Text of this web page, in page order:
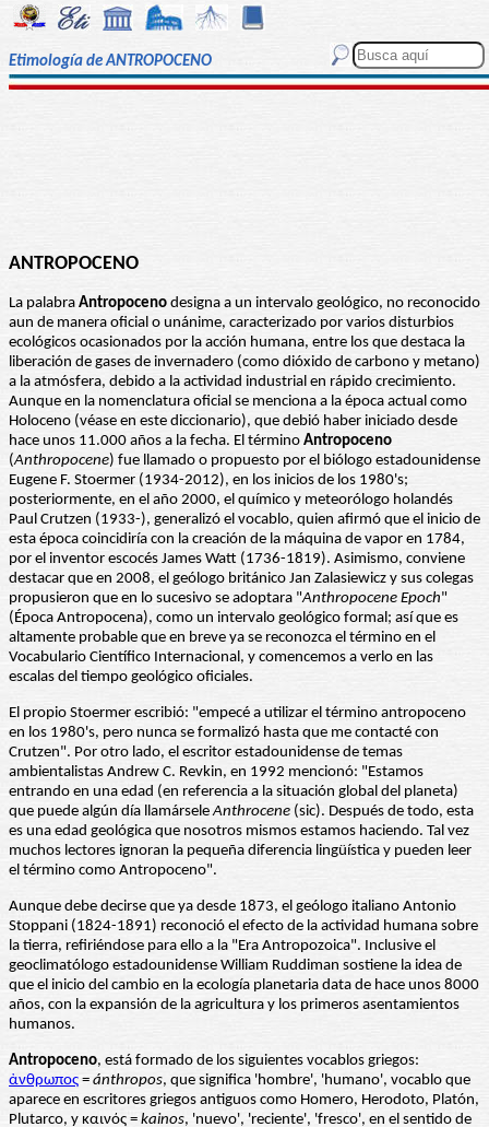
Etimología de ANTROPOCENO
ANTROPOCENO
La palabra Antropoceno designa a un intervalo geológico, no reconocido
aun de manera oficial o unánime, caracterizado por varios disturbios
ecológicos ocasionados por la acción humana, entre los que destaca la
liberación de gases de invernadero (como dióxido de carbono y metano)
a la atmósfera, debido a la actividad industrial en rápido crecimiento.
Aunque en la nomenclatura oficial se menciona a la época actual como
Holoceno (véase en este diccionario), que debió haber iniciado desde
hace unos 11.000 años a la fecha. El término Antropoceno
(Anthropocene) fue llamado o propuesto por el biólogo estadounidense
Eugene F. Stoermer (1934-2012), en los inicios de los 1980's;
posteriormente, en el año 2000, el químico y meteorólogo holandés
Paul Crutzen (1933-), generalizó el vocablo, quien afirmó que el inicio de
esta época coincidiría con la creación de la máquina de vapor en 1784,
por el inventor escocés James Watt (1736-1819). Asimismo, conviene
destacar que en 2008, el geólogo británico Jan Zalasiewicz y sus colegas
propusieron que en lo sucesivo se adoptara "Anthropocene Epoch"
(Época Antropocena), como un intervalo geológico formal; así que es
altamente probable que en breve ya se reconozca el término en el
Vocabulario Científico Internacional, y comencemos a verlo en las
escalas del tiempo geológico oficiales.
El propio Stoermer escribió: "empecé a utilizar el término antropoceno
en los 1980's, pero nunca se formalizó hasta que me contacté con
Crutzen". Por otro lado, el escritor estadounidense de temas
ambientalistas Andrew C. Revkin, en 1992 mencionó: "Estamos
entrando en una edad (en referencia a la situación global del planeta)
que puede algún día llamárseleAnthrocene (sic). Después de todo, esta
es una edad geológica que nosotros mismos estamos haciendo. Tal vez
muchos lectores ignoran la pequeña diferencia lingüística y pueden leer
el término como Antropoceno".
Aunque debe decirse que ya desde 1873, el geólogo italiano Antonio
Stoppani (1824-1891) reconoció el efecto de la actividad humana sobre
la tierra, refiriéndose para ello a la "Era Antropozoica". Inclusive el
geoclimatólogo estadounidense William Ruddiman sostiene la idea de
que el inicio del cambio en la ecología planetaria data de hace unos 8000
años, con la expansión de la agricultura y los primeros asentamientos
humanos.
Antropoceno, está formado de los siguientes vocablos griegos:
ἀνθρωπος = ánthropos, que significa 'hombre', 'humano', vocablo que
aparece en escritores griegos antiguos como Homero, Herodoto, Platón,
Plutarco, y καινός = kainos, 'nuevo', 'reciente', 'fresco', en el sentido de